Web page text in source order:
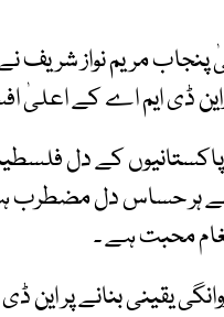
پنجاب مریم نواز
ڈی ایم اے کے اعلیٰ
کے دل
ہر حساس دل مضطرب
محبت ہے ۔
یقینی بنانے پر این